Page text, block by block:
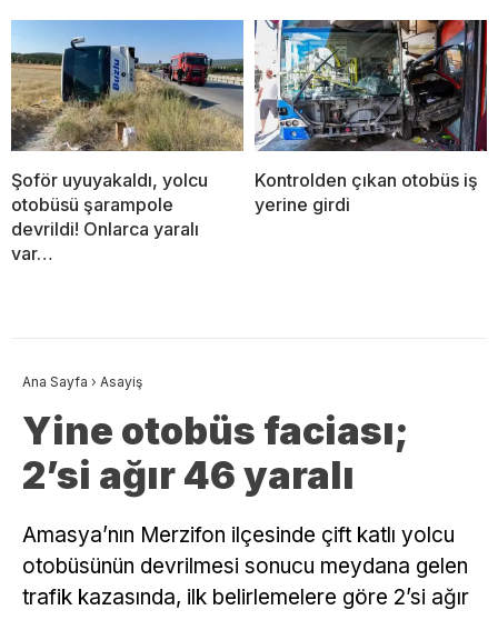
Şoför uyuyakaldı, yolcu
otobüsü şarampole
devrildi! Onlarca yaralı
var…
Kontrolden çıkan otobüs iş
yerine girdi
Ana Sayfa › Asayiş
Yine otobüs faciası;
2’si ağır 46 yaralı
Amasya’nın Merzifon ilçesinde çift katlı yolcu
otobüsünün devrilmesi sonucu meydana gelen
trafik kazasında, ilk belirlemelere göre 2’si ağır